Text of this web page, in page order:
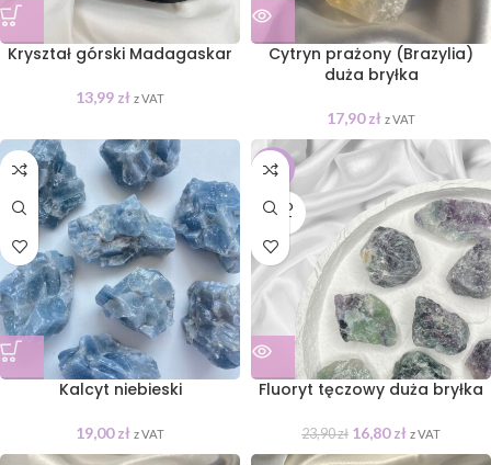
Kryształ górski Madagaskar
13,99 zł z VAT
Cytryn prażony (Brazylia)
duża bryłka
17,90zł z VAT
Kalcyt niebieski
19,00zł z VAT
-30%
SOLD
OUT
Fluoryt tęczowy duża bryłka
23,90zł 16,80zł z VAT